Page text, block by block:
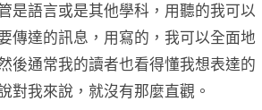
是語言或是其他學科，用聽的我可以
傳達的訊息，用寫的，我可以全面地
後通常我的讀者也看得懂我想表達的
對我來說，就沒有那麼直觀。